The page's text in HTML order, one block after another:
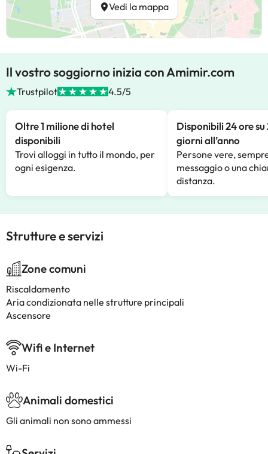
Vedi la mappa
Il vostro soggiorno inizia con Amimir.com
Trustpilot 4.5/5
Oltre 1 milione di hotel
disponibili
Trovi alloggi in tutto il mondo, per
ogni esigenza.
Disponibili 24 ore su
giorni all’anno
Persone vere,
messaggio o una
distanza.
Strutture e servizi
Zone comuni
Riscaldamento
Aria condizionata nelle strutture principali
Ascensore
Wifi e Internet
Wi-Fi
Animali domestici
Gli animali non sono ammessi